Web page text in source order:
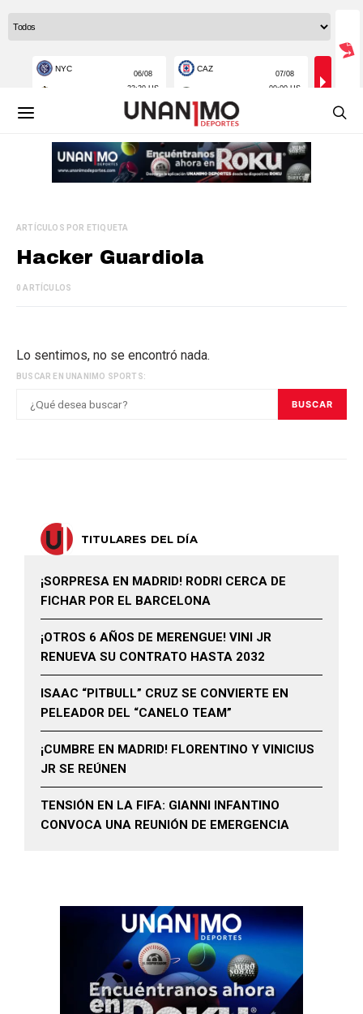
ARTÍCULOS POR ETIQUETA
Hacker Guardiola
0 ARTÍCULOS
Lo sentimos, no se encontró nada.
BUSCAR EN UNANIMO SPORTS:
BUSCAR
TITULARES DEL DÍA
¡SORPRESA EN MADRID! RODRI CERCA DE
FICHAR POR EL BARCELONA
¡OTROS 6 AÑOS DE MERENGUE! VINI JR
RENUEVA SU CONTRATO HASTA 2032
ISAAC “PITBULL” CRUZ SE CONVIERTE EN
PELEADOR DEL “CANELO TEAM”
¡CUMBRE EN MADRID! FLORENTINO Y VINICIUS
JR SE REÚNEN
TENSIÓN EN LA FIFA: GIANNI INFANTINO
CONVOCA UNA REUNIÓN DE EMERGENCIA